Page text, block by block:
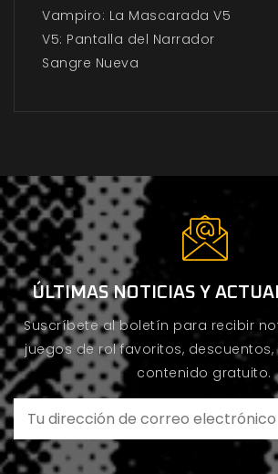
Vampiro: La Mascarada V5
V5: Pantalla del Narrador
Sangre Nueva
ÚLTIMAS NOTICIAS Y
Suscríbete al boletín para recibir
juegos de rol favoritos,
contenido gratuito.